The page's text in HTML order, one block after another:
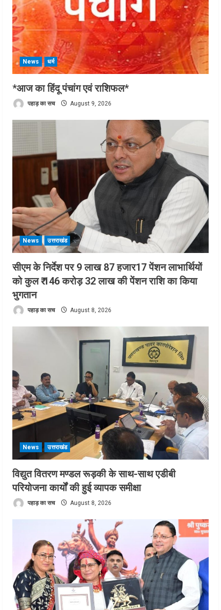
News धर्म
*आज का हिंदू पंचांग एवं राशिफल*
पहाड़ का सच August 9, 2026
News उत्तराखंड
सीएम के निर्देश पर 9 लाख 87 हजार17 पेंशन लाभार्थियों
को कुल ₹ 146 करोड़ 32 लाख की पेंशन राशि का किया
भुगतान
पहाड़ का सच August 8, 2026
News उत्तराखंड
विद्युत वितरण मण्डल रूड़की के साथ-साथ एडीबी
परियोजना कार्यों की हुई व्यापक समीक्षा
पहाड़ का सच August 8, 2026